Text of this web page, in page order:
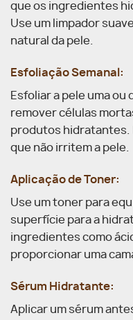
que os ingredientes
Use um limpador
natural da pele.
Esfoliação Semanal:
Esfoliar a pele uma ou
remover células
produtos hidratantes.
que não irritem a pele.
Aplicação de Toner:
Use um toner para
superfície para a
ingredientes como
proporcionar uma
Sérum Hidratante:
Aplicar um sérum